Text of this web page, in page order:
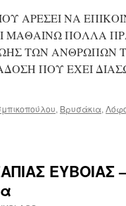
ΑΡΕΣΕΙ ΝΑ
ΜΑΘΑΙΝΩ ΠΟΛΛΑ
ΤΩΝ ΑΝΘΡΩΠΩΝ
ΠΟΥ ΕΧΕΙ
, Βρυσάκια,